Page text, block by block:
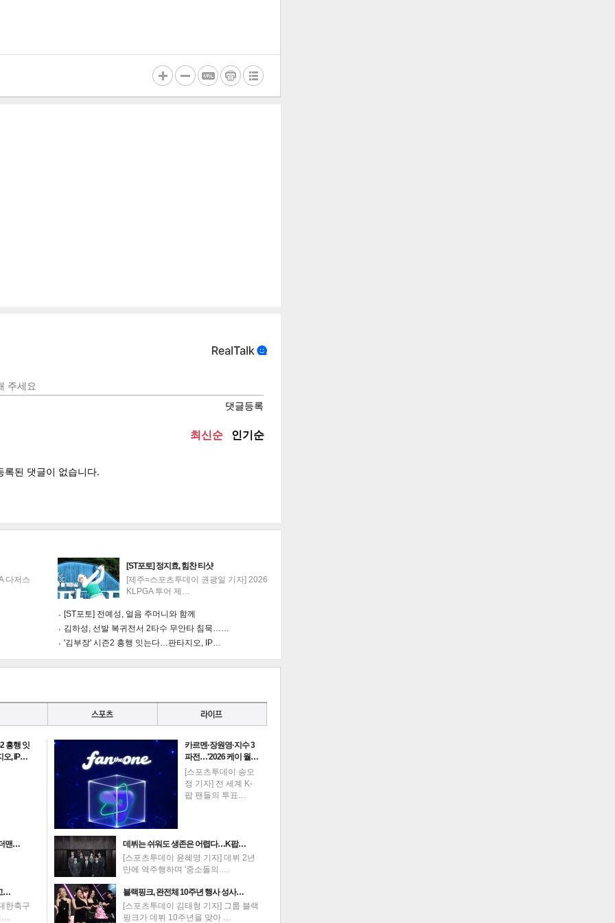
인쇄 목록
다저스
[ST포토] 정지효, 힘찬 티샷
[제주=스포츠투데이 권광일 기자] 2026
KLPGA 투어 제…
[ST포토] 전예성, 얼음 주머니와 함께
김하성, 선발 복귀전서 2타수 무안타 침묵……
'김부장' 시즌2 흥행 잇는다…판타지오, IP…
흥행 잇
오, IP…
맨…
…
한축구
…
카르멘·장원영·지수 3
파전…'2026 케이 월…
[스포츠투데이 송오
정 기자] 전 세계 K-
팝 팬들의 투표…
데뷔는 쉬워도 생존은 어렵다…K팝…
[스포츠투데이 윤혜영 기자] 데뷔 2년
만에 역주행하며 '중소돌의 …
블랙핑크, 완전체 10주년 행사 성사…
[스포츠투데이 김태형 기자] 그룹 블랙
핑크가 데뷔 10주년을 맞아 …